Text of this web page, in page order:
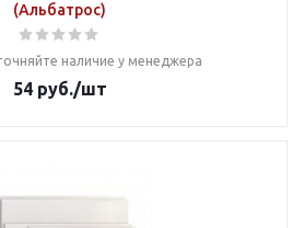
(Альбатрос)
наличие у менеджера
54руб./шт